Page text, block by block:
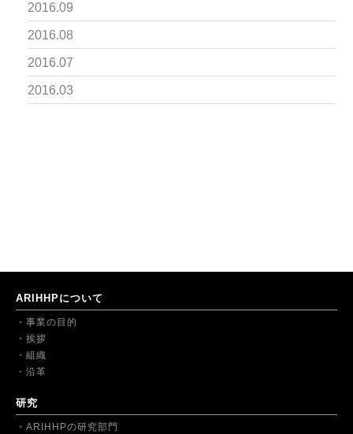
2016.09
2016.08
2016.07
2016.03
ARIHHPについて
事業の目的
挨拶
組織
沿革
研究
ARIHHPの研究部門